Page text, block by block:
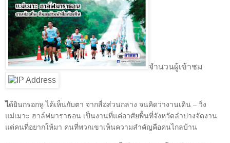
จำนวนผู้เข้าชม
ได้ยินกรอกหู ได้เห็นกับตา จากสื่อส่วนกลาง จนคิดว่างานเดิน – วิ่ง
แม่เมาะ ฮาล์ฟมาราธอน เป็นงานที่แค่อาศัยพื้นที่จังหวัดลำปางจัดงาน
แต่คนที่อยากให้มา คนที่พวกเขาเห็นความสำคัญคือคนไกลบ้าน